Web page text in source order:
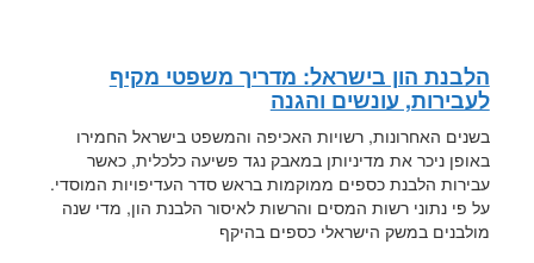
הלבנת הון בישראל: מדריך משפטי מקיף
לעבירות, עונשים והגנה
בשנים האחרונות, רשויות האכיפה והמשפט בישראל החמירו
באופן ניכר את מדיניותן במאבק נגד פשיעה כלכלית, כאשר
עבירות הלבנת כספים ממוקמות בראש סדר העדיפויות המוסדי.
על פי נתוני רשות המסים והרשות לאיסור הלבנת הון, מדי שנה
מולבנים במשק הישראלי כספים בהיקף